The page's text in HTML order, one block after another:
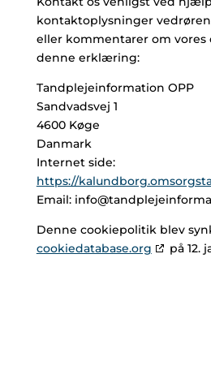
kontaktoplysninger
eller kommentarer om vores
denne erklæring:
Tandplejeinformation OPP
Sandvadsvej 1
4600 Køge
Danmark
Internet side:
https://
Email: info@
Denne cookiepolitik blev
cookiedatabase.org
på 12.